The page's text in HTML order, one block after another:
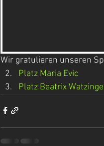
Wir gratulieren unseren
Platz Maria Evic
Platz Beatrix